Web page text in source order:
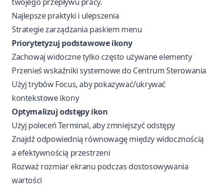
Najlepsze praktyki i ulepszenia
Strategie zarządzania paskiem menu
Priorytetyzuj podstawowe ikony
Zachowaj widoczne tylko często używane elementy
Przenieś wskaźniki systemowe do Centrum Sterowania
Użyj trybów Focus, aby pokazywać/ukrywać
kontekstowe ikony
Optymalizuj odstępy ikon
Użyj poleceń Terminal, aby zmniejszyć odstępy
Znajdź odpowiednią równowagę między widocznością
a efektywnością przestrzeni
Rozważ rozmiar ekranu podczas dostosowywania
wartości